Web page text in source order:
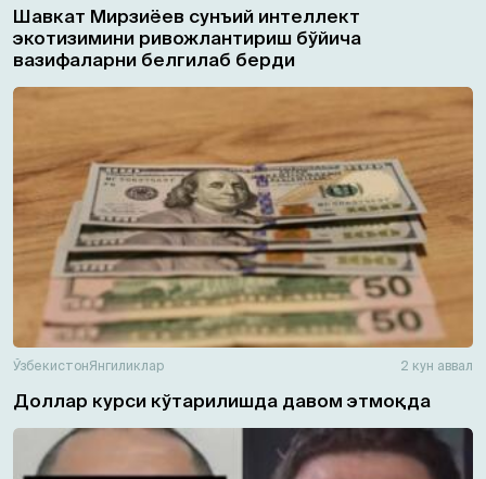
Шавкат Мирзиёев сунъий интеллект
экотизимини ривожлантириш бўйича
вазифаларни белгилаб берди
ЎзбекистонЯнгиликлар 2 кун аввал
Доллар курси кўтарилишда давом этмоқда